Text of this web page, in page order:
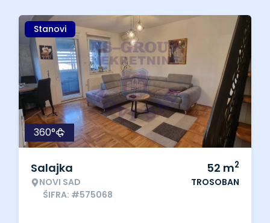
Stanovi
360°
Salajka
NOVI SAD
ŠIFRA: #575068
52 m2
TROSOBAN